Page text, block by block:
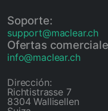
Soporte:
support@maclear.ch
Ofertas
info@maclear.ch
Dirección:
Richtistrasse 7
8304 Wallisellen